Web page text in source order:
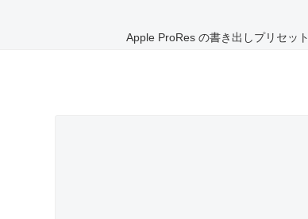
Apple ProRes の書き出しプリセット